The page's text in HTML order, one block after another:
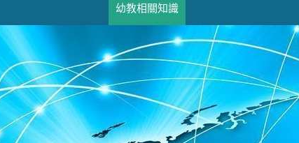
幼教相關知識